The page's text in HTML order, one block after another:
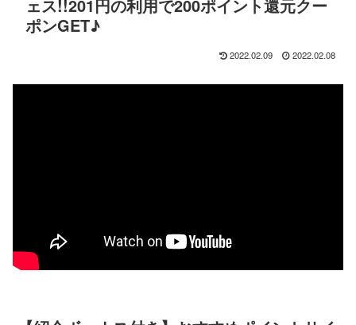
ェス!!201円の利用で200ポイント還元クー
ポンGET♪
2022.02.09 2022.02.08